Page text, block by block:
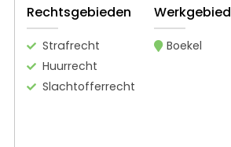
Rechtsgebieden
Strafrecht
Huurrecht
Slachtofferrecht
Werkgebied
Boekel